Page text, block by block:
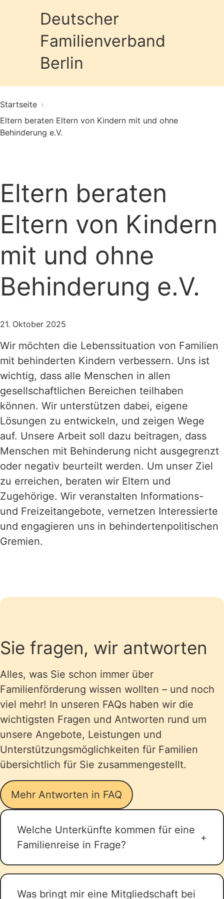
Deutscher
Familienverband
Berlin
Startseite ›
Eltern beraten Eltern von Kindern mit und ohne
Behinderung e.V.
Eltern beraten
Eltern von Kindern
mit und ohne
Behinderung e.V.
21. Oktober 2025
Wir möchten die Lebenssituation von Familien
mit behinderten Kindern verbessern. Uns ist
wichtig, dass alle Menschen in allen
gesellschaftlichen Bereichen teilhaben
können. Wir unterstützen dabei, eigene
Lösungen zu entwickeln, und zeigen Wege
auf. Unsere Arbeit soll dazu beitragen, dass
Menschen mit Behinderung nicht ausgegrenzt
oder negativ beurteilt werden. Um unser Ziel
zu erreichen, beraten wir Eltern und
Zugehörige. Wir veranstalten Informations-
und Freizeitangebote, vernetzen Interessierte
und engagieren uns in behindertenpolitischen
Gremien.
Sie fragen, wir antworten
Alles, was Sie schon immer über
Familienförderung wissen wollten – und noch
viel mehr! In unseren FAQs haben wir die
wichtigsten Fragen und Antworten rund um
unsere Angebote, Leistungen und
Unterstützungsmöglichkeiten für Familien
übersichtlich für Sie zusammengestellt.
Mehr Antworten in FAQ
Welche Unterkünfte kommen für eine
Familienreise in Frage?
Für eine Familienreise kommen
verschiedene Unterkunftsarten in
Was bringt mir eine Mitgliedschaft bei